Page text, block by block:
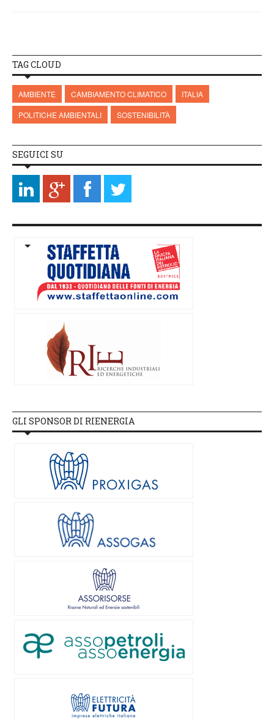
TAG CLOUD
AMBIENTE CAMBIAMENTO CLIMATICO
ITALIA
POLITICHE AMBIENTALI
SOSTENIBILITÀ
SEGUICI SU
GLI SPONSOR DI RIENERGIA